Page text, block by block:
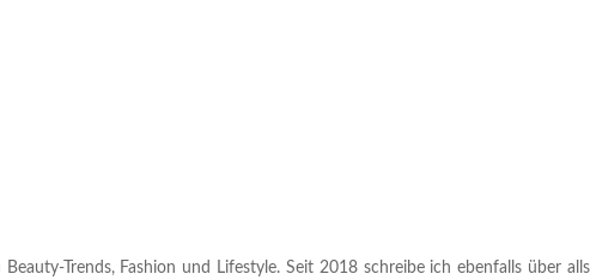
Trends, Fashion und Lifestyle. Seit 2018 schreibe ich ebenfalls über alls